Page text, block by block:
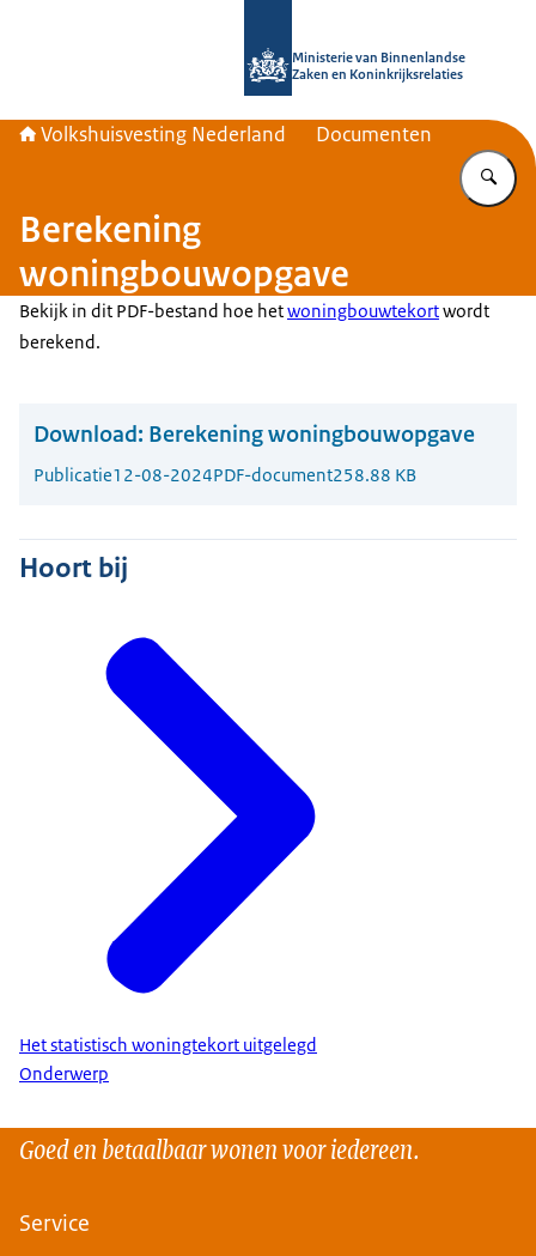
Ministerie van Binnenlandse
Zaken en Koninkrijksrelaties
Volkshuisvesting Nederland Documenten
Berekening
woningbouwopgave
Bekijk in dit PDF-bestand hoe hetwoningbouwtekortwordt
berekend.
Download: Berekening woningbouwopgave
Publicatie12-08-2024PDF-document258.88 KB
Hoort bij
Het statistisch woningtekort uitgelegd
Onderwerp
Goed en betaalbaar wonen voor iedereen.
Service